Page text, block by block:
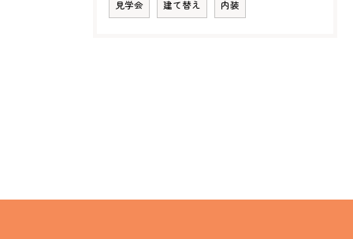
見学会 建て替え 内装